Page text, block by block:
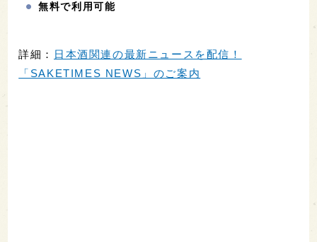
無料で利用可能
詳細：
日本酒関連の最新ニュースを配信！
「SAKETIMES NEWS」のご案内